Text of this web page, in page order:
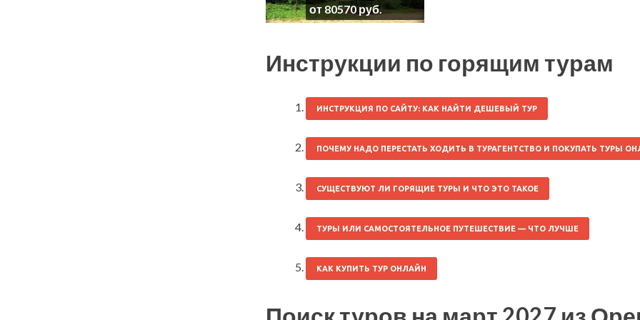
от 80570 руб.
Инструкции по горящим турам
ИНСТРУКЦИЯ ПО САЙТУ: КАК НАЙТИ ДЕШЕВЫЙ ТУР
ПОЧЕМУ НАДО ПЕРЕСТАТЬ ХОДИТЬ В ТУРАГЕНТСТВО И ПОКУПАТЬ ТУРЫ
СУЩЕСТВУЮТ ЛИ ГОРЯЩИЕ ТУРЫ И ЧТО ЭТО ТАКОЕ
ТУРЫ ИЛИ САМОСТОЯТЕЛЬНОЕ ПУТЕШЕСТВИЕ — ЧТО ЛУЧШЕ
КАК КУПИТЬ ТУР ОНЛАЙН